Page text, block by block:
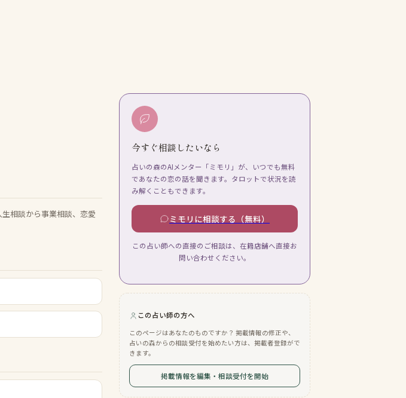
相談から事業相談、恋愛
今すぐ相談したいなら
占いの森のAIメンター「ミモリ」が、いつでも無料
であなたの恋の話を聞きます。タロットで状況を読
み解くこともできます。
ミモリに相談する（無料）
この占い師への直接のご相談は、在籍店舗へ直接お
問い合わせください。
この占い師の方へ
このページはあなたのものですか？ 掲載情報の修正や、
占いの森からの相談受付を始めたい方は、掲載者登録がで
きます。
掲載情報を編集・相談受付を開始